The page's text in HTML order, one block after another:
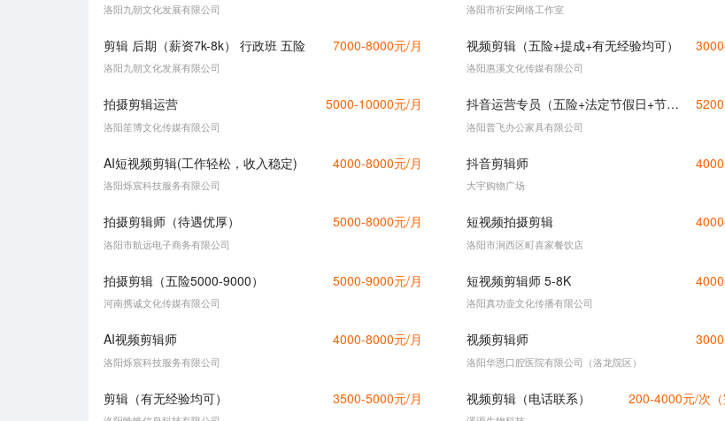
洛阳九朝文化发展有限公司 洛阳市祈安网络工作室
剪辑 后期（薪资7k-8k） 行政班 五险 7000-8000元/月
洛阳九朝文化发展有限公司
视频剪辑（五险+提成+有无经验均可）
洛阳惠溪文化传媒有限公司
拍摄剪辑运营 5000-10000元/月
洛阳笙博文化传媒有限公司
抖音运营专员（五险+法定节假日+节日福利）
洛阳普飞办公家具有限公司
AI短视频剪辑(工作轻松，收入稳定) 4000-8000元/月
洛阳烁宸科技服务有限公司
抖音剪辑师
大宇购物广场
拍摄剪辑师（待遇优厚） 5000-8000元/月
洛阳市航远电子商务有限公司
短视频拍摄剪辑
洛阳市涧西区町喜家餐饮店
拍摄剪辑（五险5000-9000） 5000-9000元/月
河南携诚文化传媒有限公司
短视频剪辑师 5-8K
洛阳真功壶文化传播有限公司
AI视频剪辑师 4000-8000元/月
洛阳烁宸科技服务有限公司
视频剪辑师
洛阳华恩口腔医院有限公司（洛龙院区）
剪辑（有无经验均可） 3500-5000元/月 视频剪辑（电话联系） 200-4000元/次（